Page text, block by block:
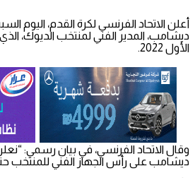
أعلن الاتحاد الفرنسي لكرة القدم، اليوم
ديشامب، المدير الفني لمنتخب الديوك،
الأول 2022.
وقال الاتحاد الفرنسي، في بيان رسمي:
ديشامب على رأس الجهاز الفني للمنتخب حتى